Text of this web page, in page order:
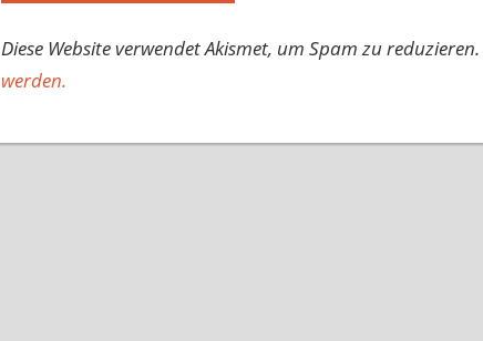
Diese Website verwendet Akismet, um Spam zu reduzieren.
werden.